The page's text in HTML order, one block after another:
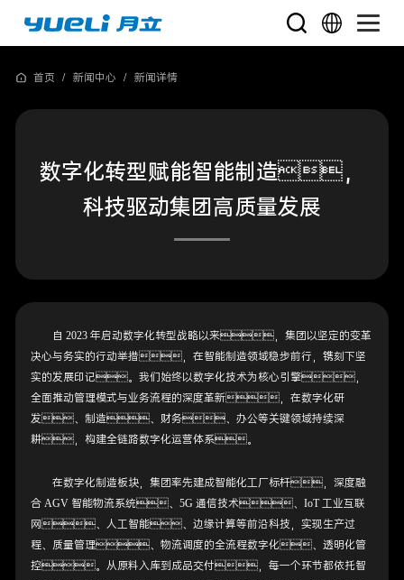
首页 / 新闻中心 / 新闻详情
数字化转型赋能智能制造，
科技驱动集团高质量发展
自 2023 年启动数字化转型战略以来，集团以坚定的变革
决心与务实的行动举措，在智能制造领域稳步前行，镌刻下坚
实的发展印记。我们始终以数字化技术为核心引擎，
全面推动管理模式与业务流程的深度革新，在数字化研
发、制造、财务、办公等关键领域持续深
耕，构建全链路数字化运营体系。
在数字化制造板块，集团率先建成智能化工厂标杆，深度融
合 AGV 智能物流系统、5G 通信技术、IoT 工业互联
网、人工智能、边缘计算等前沿科技，实现生产过
程、质量管理、物流调度的全流程数字化、透明化管
控。从原料入库到成品交付，每一个环节都依托智